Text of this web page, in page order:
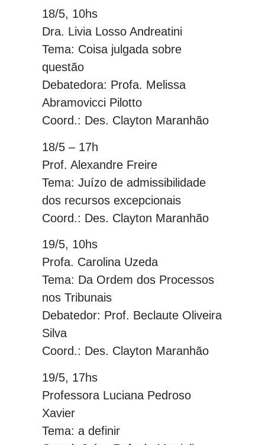
18/5, 10hs
Dra. Livia Losso Andreatini
Tema: Coisa julgada sobre
questão
Debatedora: Profa. Melissa
Abramovicci Pilotto
Coord.: Des. Clayton Maranhão
18/5 – 17h
Prof. Alexandre Freire
Tema: Juízo de admissibilidade
dos recursos excepcionais
Coord.: Des. Clayton Maranhão
19/5, 10hs
Profa. Carolina Uzeda
Tema: Da Ordem dos Processos
nos Tribunais
Debatedor: Prof. Beclaute Oliveira
Silva
Coord.: Des. Clayton Maranhão
19/5, 17hs
Professora Luciana Pedroso
Xavier
Tema: a definir